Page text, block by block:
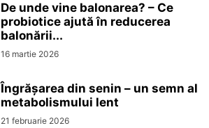
De unde vine balonarea? – Ce
probiotice ajută în reducerea
balonării...
16 martie 2026
Îngrășarea din senin – un semn al
metabolismului lent
21 februarie 2026